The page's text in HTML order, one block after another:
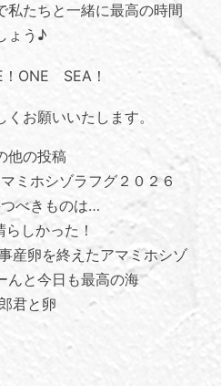
私たちと一緒に最高の時間
ょう♪
ONE SEA！
くお願いいたします。
他の投稿
ミホシゾラフグ２０２６
べきものは…
らしかった！
産卵を終えたアマミホシゾ
んと今日も最高の海
君と卵